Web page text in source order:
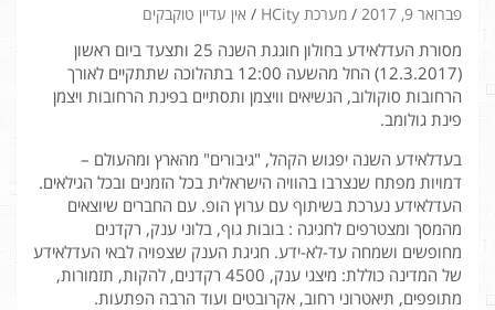
פברואר 9, 2017 מערכת HCity אין עדיין טוקבקים
מסורת העדלאידע בחולון חוגגת השנה 25 ותצעד ביום ראשון
(12.3.2017) החל מהשעה 12:00 בתהלוכה שתתקיים לאורך
הרחובות סוקולוב, הנשיאים וויצמן ותסתיים בפינת הרחובות ויצמן
פינת גולומב.
בעדלאידע השנה יפגוש הקהל, "גיבורים" מהארץ ומהעולם –
דמויות מפתח שנצרבו בהוויה הישראלית בכל הזמנים ובכל הגילאים.
העדלאידע נערכת בשיתוף עם ערוץ הופ. עם החברים שיוצאים
מהמסך ומצטרפים לחגיגה : בובות גוף, בלוני ענק, רקדנים
מחופשים ושמחה עד-לא-ידע. חגיגת הענק שצפויה לבאי העדלאידע
של המדינה כוללת: מיצגי ענק, 4500 רקדנים, להקות, תזמורות,
מתופפים, תיאטרוני רחוב, אקרובטים ועוד הרבה הפתעות.